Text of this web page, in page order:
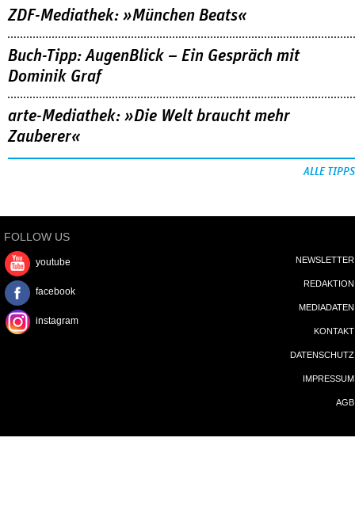
ZDF-Mediathek: »München Beats«
Buch-Tipp: AugenBlick – Ein Gespräch mit
Dominik Graf
arte-Mediathek: »Die Welt braucht mehr
Zauberer«
ALLE TIPPS
FOLLOW US
youtube
facebook
instagram
NEWSLETTER
REDAKTION
MEDIADATEN
KONTAKT
DATENSCHUTZ
IMPRESSUM
AGB